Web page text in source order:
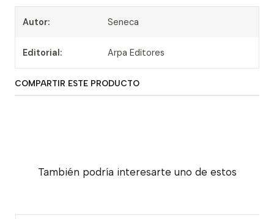
Autor: Seneca
Editorial: Arpa Editores
COMPARTIR ESTE PRODUCTO
También podría interesarte uno de estos